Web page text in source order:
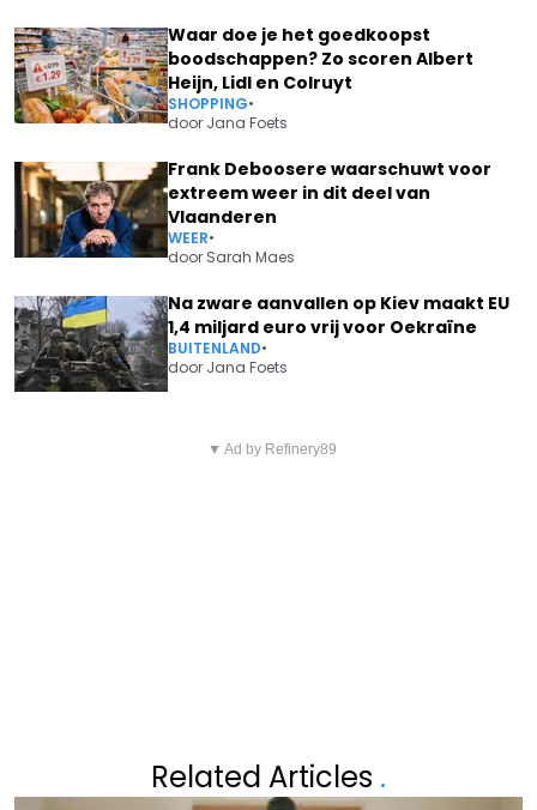
Waar doe je het goedkoopst
boodschappen? Zo scoren Albert
Heijn, Lidl en Colruyt
SHOPPING•
door Jana Foets
Frank Deboosere waarschuwt voor
extreem weer in dit deel van
Vlaanderen
WEER•
door Sarah Maes
Na zware aanvallen op Kiev maakt EU
1,4 miljard euro vrij voor Oekraïne
BUITENLAND•
door Jana Foets
DANIRA BOUKHRISS TREKT AAN
▼ Ad by Refinery89
Related Articles .